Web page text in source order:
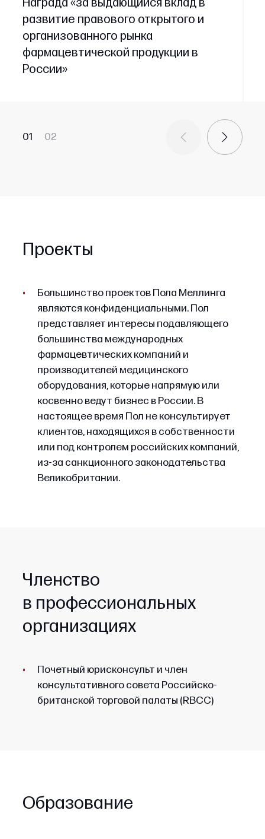
развитие правового открытого и
организованного рынка
фармацевтической продукции в
России»
01 02
Проекты
Большинство проектов Пола Меллинга
являются конфиденциальными. Пол
представляет интересы подавляющего
большинства международных
фармацевтических компаний и
производителей медицинского
оборудования, которые напрямую или
косвенно ведут бизнес в России. В
настоящее время Пол не консультирует
клиентов, находящихся в собственности
или под контролем российских компаний,
из-за санкционного законодательства
Великобритании.
Членство
в профессиональных
организациях
Почетный юрисконсульт и член
консультативного совета Российско-
британской торговой палаты (RBCC)
Образование